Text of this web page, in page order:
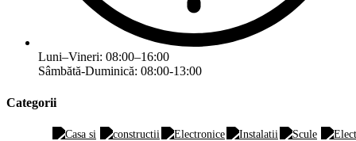
Luni–Vineri: 08:00–16:00
Sâmbătă-Duminică: 08:00-13:00
Categorii